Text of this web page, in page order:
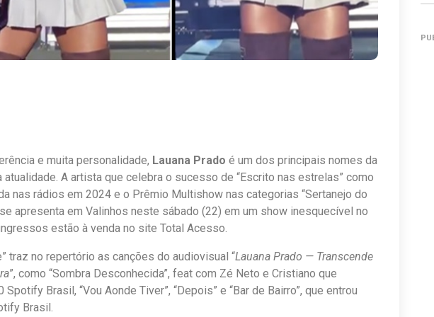
e muita personalidade, Lauana Prado é um dos principais nomes da
atualidade. A artista que celebra o sucesso de “Escrito nas estrelas” como
nas rádios em 2024 e o Prêmio Multishow nas categorias “Sertanejo do
se apresenta em Valinhos neste sábado (22) em um show inesquecível no
estão à venda no site Total Acesso.
traz no repertório as canções do audiovisual “Lauana Prado — Transcende
”, como “Sombra Desconhecida”, feat com Zé Neto e Cristiano que
Brasil, “Vou Aonde Tiver”, “Depois” e “Bar de Bairro”, que entrou
Brasil.